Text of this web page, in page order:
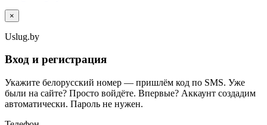
×
Uslug.by
Вход и регистрация
Укажите белорусский номер — пришлём код по SMS. Уже
были на сайте? Просто войдёте. Впервые? Аккаунт создадим
автоматически. Пароль не нужен.